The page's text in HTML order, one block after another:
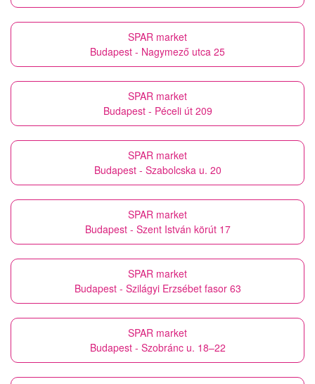
SPAR market
Budapest - Nagymező utca 25
SPAR market
Budapest - Péceli út 209
SPAR market
Budapest - Szabolcska u. 20
SPAR market
Budapest - Szent István körút 17
SPAR market
Budapest - Szilágyi Erzsébet fasor 63
SPAR market
Budapest - Szobránc u. 18–22